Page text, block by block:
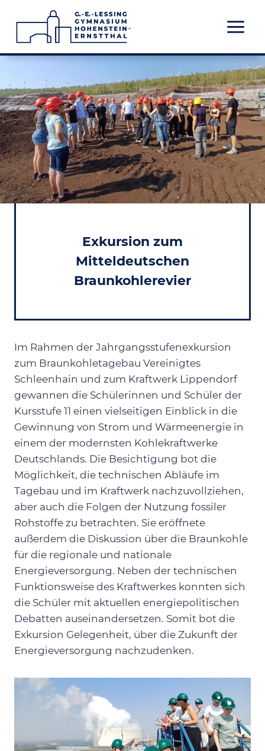
Inhalt
springen
Exkursion zum
Mitteldeutschen
Braunkohlerevier
Im Rahmen der Jahrgangsstufenexkursion
zum Braunkohletagebau Vereinigtes
Schleenhain und zum Kraftwerk Lippendorf
gewannen die Schülerinnen und Schüler der
Kursstufe 11 einen vielseitigen Einblick in die
Gewinnung von Strom und Wärmeenergie in
einem der modernsten Kohlekraftwerke
Deutschlands. Die Besichtigung bot die
Möglichkeit, die technischen Abläufe im
Tagebau und im Kraftwerk nachzuvollziehen,
aber auch die Folgen der Nutzung fossiler
Rohstoffe zu betrachten. Sie eröffnete
außerdem die Diskussion über die Braunkohle
für die regionale und nationale
Energieversorgung. Neben der technischen
Funktionsweise des Kraftwerkes konnten sich
die Schüler mit aktuellen energiepolitischen
Debatten auseinandersetzen. Somit bot die
Exkursion Gelegenheit, über die Zukunft der
Energieversorgung nachzudenken.